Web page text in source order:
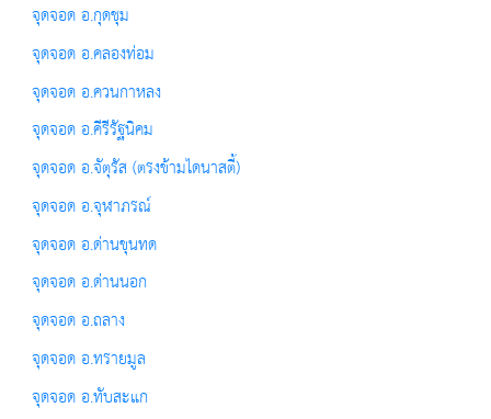
จุดจอด อ.กุดชุม
จุดจอด อ.คลองท่อม
จุดจอด อ.ควนกาหลง
จุดจอด อ.คีรีรัฐนิคม
จุดจอด อ.จัตุรัส (ตรงข้ามไดนาสตี้)
จุดจอด อ.จุฬาภรณ์
จุดจอด อ.ด่านขุนทด
จุดจอด อ.ด่านนอก
จุดจอด อ.ถลาง
จุดจอด อ.ทรายมูล
จุดจอด อ.ทับสะแก